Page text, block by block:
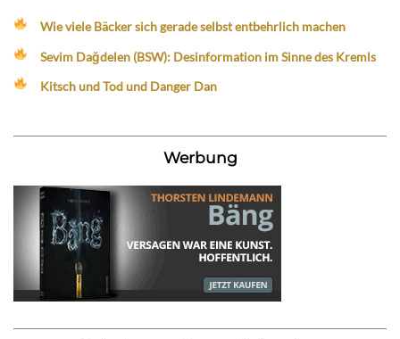
Wie viele Bäcker sich gerade selbst entbehrlich machen
Sevim Dağdelen (BSW): Desinformation im Sinne des Kremls
Kitsch und Tod und Danger Dan
Werbung